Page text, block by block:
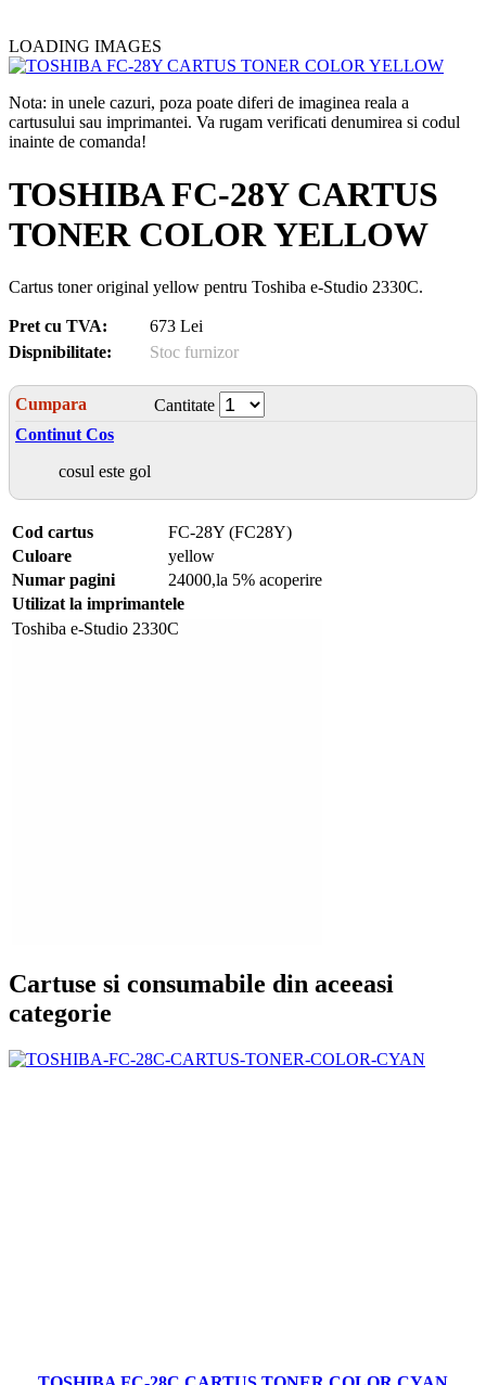
LOADING IMAGES
Nota: in unele cazuri, poza poate diferi de imaginea reala a
cartusului sau imprimantei. Va rugam verificati denumirea si codul
inainte de comanda!
TOSHIBA FC-28Y CARTUS
TONER COLOR YELLOW
Cartus toner original yellow pentru Toshiba e-Studio 2330C.
Pret cu TVA:
673 Lei
Dispnibilitate:
Stoc furnizor
Cumpara
Cantitate
Continut Cos
cosul este gol
Cod cartus
FC-28Y (FC28Y)
Culoare
yellow
Numar pagini
24000,la 5% acoperire
Utilizat la imprimantele
Toshiba e-Studio 2330C
Cartuse si consumabile din aceeasi
categorie